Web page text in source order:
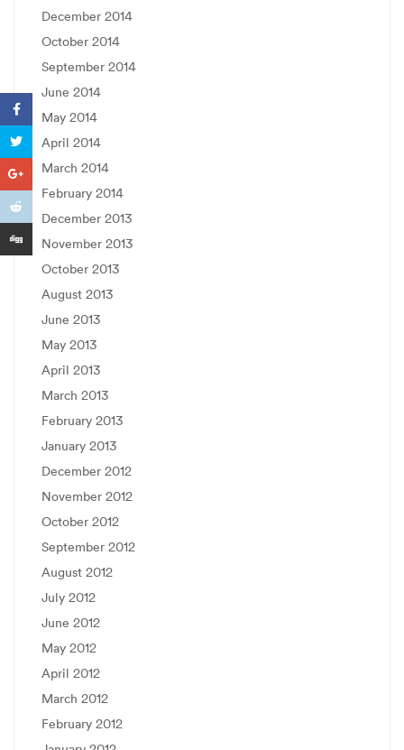
December 2014
October 2014
September 2014
June 2014
May 2014
April 2014
March 2014
February 2014
December 2013
November 2013
October 2013
August 2013
June 2013
May 2013
April 2013
March 2013
February 2013
January 2013
December 2012
November 2012
October 2012
September 2012
August 2012
July 2012
June 2012
May 2012
April 2012
March 2012
February 2012